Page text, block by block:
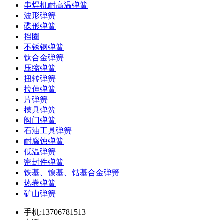
串焊机耐高温弹簧
波形弹簧
碟形弹簧
挡圈
不锈钢弹簧
钛合金弹簧
压缩弹簧
扭转弹簧
拉伸弹簧
片弹簧
模具弹簧
阀门弹簧
石油工具弹簧
耐腐蚀弹簧
低温弹簧
密封件弹簧
铁基、镍基、钴基合金弹簧
热卷弹簧
矿山弹簧
手机:13706781513